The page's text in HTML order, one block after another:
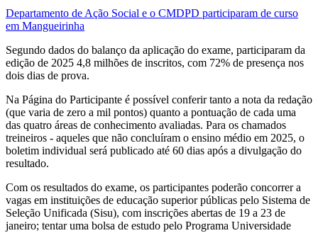
Departamento de Ação Social e o CMDPD participaram de curso
em Mangueirinha
Segundo dados do balanço da aplicação do exame, participaram da
edição de 2025 4,8 milhões de inscritos, com 72% de presença nos
dois dias de prova.
Na Página do Participante é possível conferir tanto a nota da redação
(que varia de zero a mil pontos) quanto a pontuação de cada uma
das quatro áreas de conhecimento avaliadas. Para os chamados
treineiros - aqueles que não concluíram o ensino médio em 2025, o
boletim individual será publicado até 60 dias após a divulgação do
resultado.
Com os resultados do exame, os participantes poderão concorrer a
vagas em instituições de educação superior públicas pelo Sistema de
Seleção Unificada (Sisu), com inscrições abertas de 19 a 23 de
janeiro; tentar uma bolsa de estudo pelo Programa Universidade